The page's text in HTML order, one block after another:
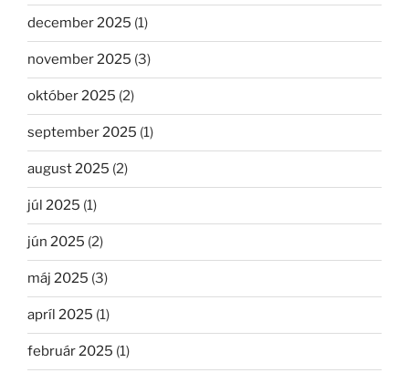
december 2025 (1)
november 2025 (3)
október 2025 (2)
september 2025 (1)
august 2025 (2)
júl 2025 (1)
jún 2025 (2)
máj 2025 (3)
apríl 2025 (1)
február 2025 (1)